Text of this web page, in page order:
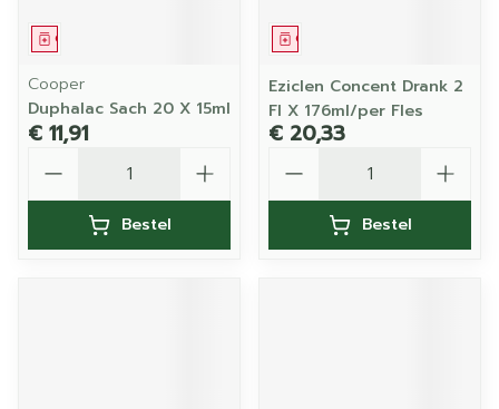
Geneesmiddel
Cooper
Duphalac Sach 20 X 15ml
€ 11,91
Bestel
Geneesmiddel
Eziclen Concent Drank 2
Fl X 176ml/per Fles
€ 20,33
Bestel